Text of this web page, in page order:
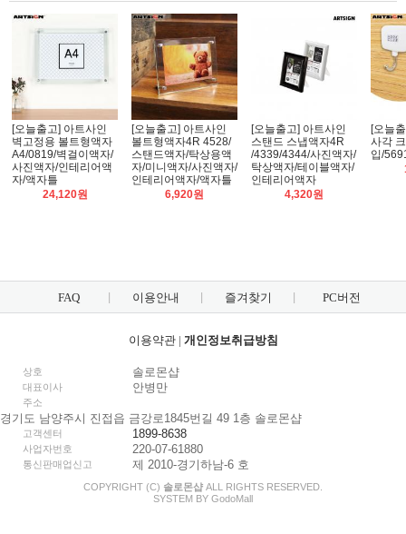
[오늘출고] 아트사인
벽고정용 볼트형액자
A4/0819/벽걸이액자/
사진액자/인테리어액
자/액자틀
24,120원
[오늘출고] 아트사인
볼트형액자4R 4528/
스탠드액자/탁상용액
자/미니액자/사진액자/
인테리어액자/액자틀
6,920원
[오늘출고] 아트사인
스탠드 스냅액자4R
/4339/4344/사진액자/
탁상액자/테이블액자/
인테리어액자
4,320원
[오늘
사각
입/
FAQ 이용안내 즐겨찾기 PC버전
이용약관| 개인정보취급방침
상호 솔로몬샵
대표이사 안병만
주소
경기도 남양주시 진접읍 금강로1845번길 49 1층 솔로몬샵
고객센터 1899-8638
사업자번호 220-07-61880
통신판매업신고 제 2010-경기하남-6 호
COPYRIGHT (C) 솔로몬샵 ALL RIGHTS RESERVED.
SYSTEM BY GodoMall